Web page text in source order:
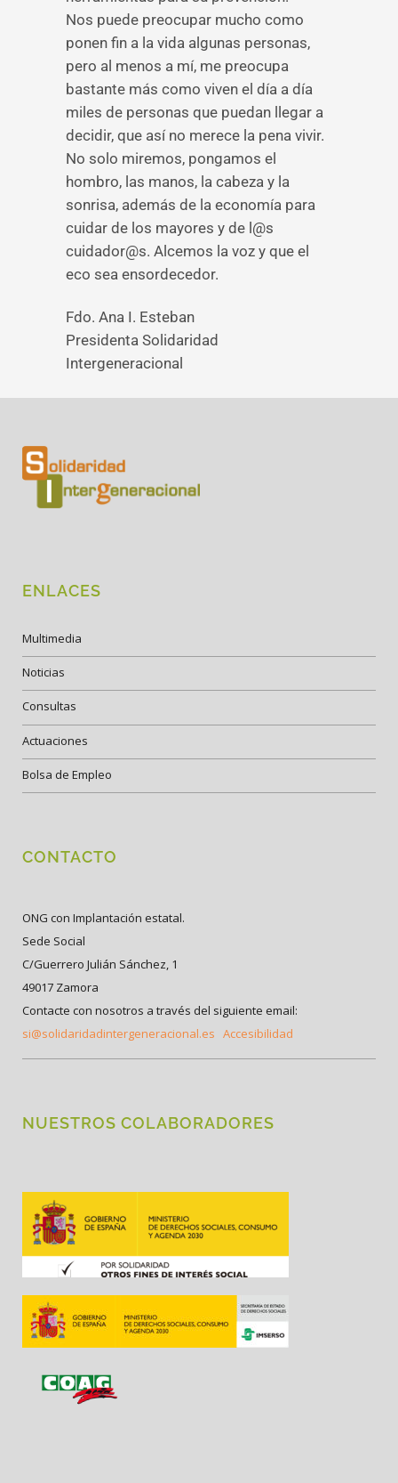
Nos puede preocupar mucho como
ponen fin a la vida algunas personas,
pero al menos a mí, me preocupa
bastante más como viven el día a día
miles de personas que puedan llegar a
decidir, que así no merece la pena vivir.
No solo miremos, pongamos el
hombro, las manos, la cabeza y la
sonrisa, además de la economía para
cuidar de los mayores y de l@s
cuidador@s. Alcemos la voz y que el
eco sea ensordecedor.
Fdo. Ana I. Esteban
Presidenta Solidaridad
Intergeneracional
ENLACES
Multimedia
Noticias
Consultas
Actuaciones
Bolsa de Empleo
CONTACTO
ONG con Implantación estatal.
Sede Social
C/Guerrero Julián Sánchez, 1
49017 Zamora
Contacte con nosotros a través del siguiente email:
si@solidaridadintergeneracional.es Accesibilidad
NUESTROS COLABORADORES